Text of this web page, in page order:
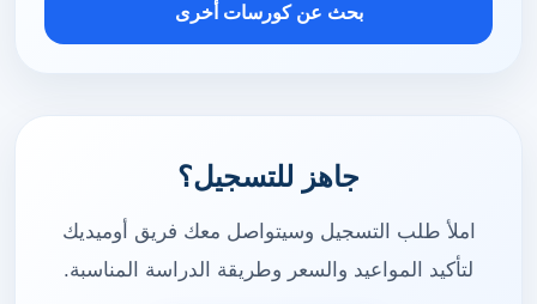
بحث عن كورسات أخرى
جاهز للتسجيل؟
املأ طلب التسجيل وسيتواصل معك فريق أوميديك
لتأكيد المواعيد والسعر وطريقة الدراسة المناسبة.